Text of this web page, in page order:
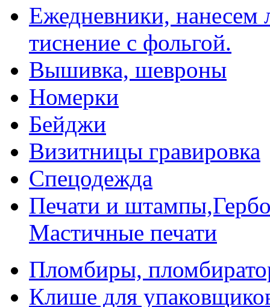
Ежедневники, нанесем
тиснение с фольгой.
Вышивка, шевроны
Номерки
Бейджи
Визитницы гравировка
Спецодежда
Печати и
Мастичные печати
Пломбиры,
Клише для